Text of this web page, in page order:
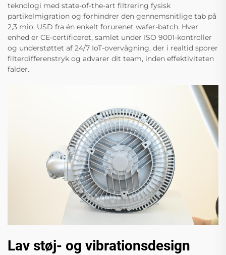
teknologi med state-of-the-art filtrering fysisk
partikelmigration og forhindrer den gennemsnitlige tab på
2,3 mio. USD fra én enkelt forurenet wafer-batch. Hver
enhed er CE-certificeret, samlet under ISO 9001-kontroller
og understøttet af 24/7 IoT-overvågning, der i realtid sporer
filterdifferenstryk og advarer dit team, inden effektiviteten
falder.
Lav støj- og vibrationsdesign